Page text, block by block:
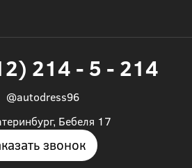
214 - 5 - 214
@autodress96
Бебеля 17
звонок